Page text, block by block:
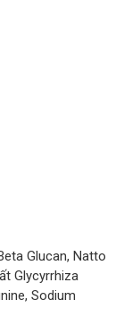
Glucan, Natto
Glycyrrhiza
Sodium